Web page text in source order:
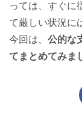
っては、すぐに
て厳しい状況に
今回は、 公的な
てまとめてみま